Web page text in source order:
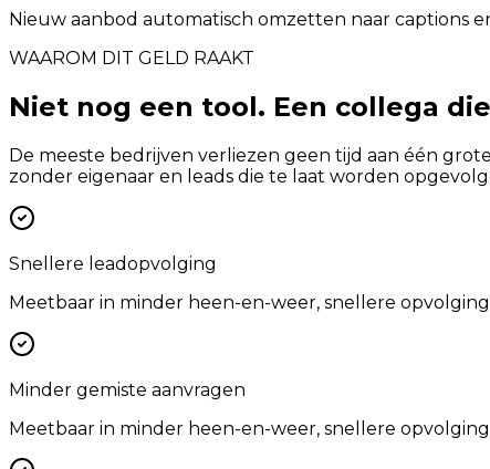
Nieuw aanbod automatisch omzetten naar captions
WAAROM DIT GELD RAAKT
Niet nog een tool. Een collega
De meeste bedrijven verliezen geen tijd aan één
zonder eigenaar en leads die te laat worden
Snellere leadopvolging
Meetbaar in minder heen-en-weer, snellere
Minder gemiste aanvragen
Meetbaar in minder heen-en-weer, snellere